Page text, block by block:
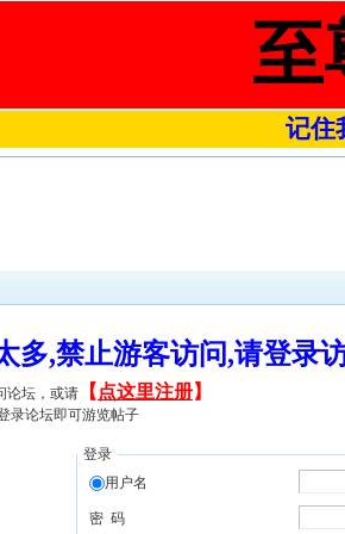
至
记住
多,禁止游客访问,请登
论坛，或请 【 点这里注册】
录论坛即可游览帖子
登录
用户名
密 码